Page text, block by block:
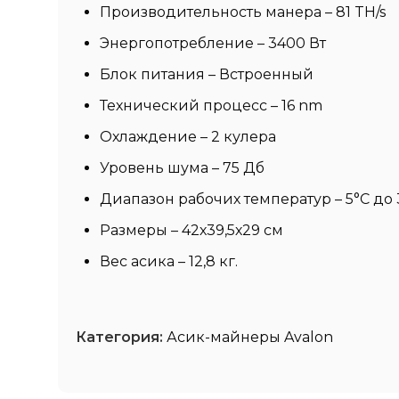
Производительность манера – 81 TH/s
Энергопотребление – 3400 Вт
Блок питания – Встроенный
Технический процесс – 16 nm
Охлаждение – 2 кулера
Уровень шума – 75 Дб
Диапазон рабочих температур – 5°C до
Размеры – 42х39,5х29 см
Вес асика – 12,8 кг.
Категория: Асик-майнеры Avalon